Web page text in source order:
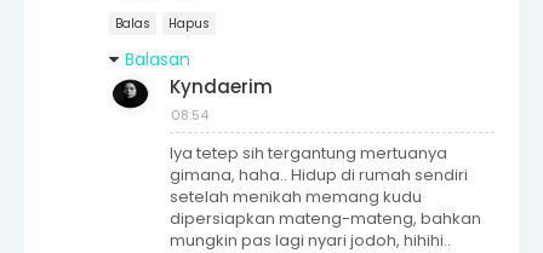
Balas Hapus
Balasan
Kyndaerim
08:54
Iya tetep sih tergantung mertuanya
gimana, haha.. Hidup di rumah sendiri
setelah menikah memang kudu
dipersiapkan mateng-mateng, bahkan
mungkin pas lagi nyari jodoh, hihihi..